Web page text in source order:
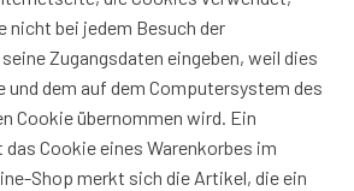
nicht bei jedem Besuch der
Zugangsdaten eingeben, weil dies
dem auf dem Computersystem des
Cookie übernommen wird. Ein
Cookie eines Warenkorbes im
Shop merkt sich die Artikel, die ein